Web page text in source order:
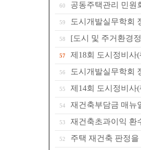
60 공동주택관리 민원
59 도시개발실무학회
58 [도시 및 주거환경
57 제18회 도시정비사
56 도시개발실무학회
55 제14회 도시정비
54 재건축부담금 매뉴
53 재건축초과이익 환
52 주택 재건축 판정